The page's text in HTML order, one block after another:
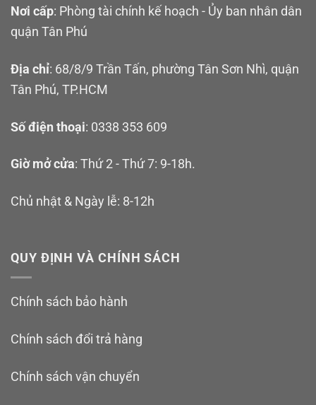
Nơi cấp: Phòng tài chính kế hoạch - Ủy ban nhân dân
quận Tân Phú
Địa chỉ: 68/8/9 Trần Tấn, phường Tân Sơn Nhì, quận
Tân Phú, TP.HCM
Số điện thoại: 0338 353 609
Giờ mở cửa: Thứ 2 - Thứ 7: 9-18h.
Chủ nhật & Ngày lễ: 8-12h
QUY ĐỊNH VÀ CHÍNH SÁCH
Chính sách bảo hành
Chính sách đổi trả hàng
Chính sách vận chuyển